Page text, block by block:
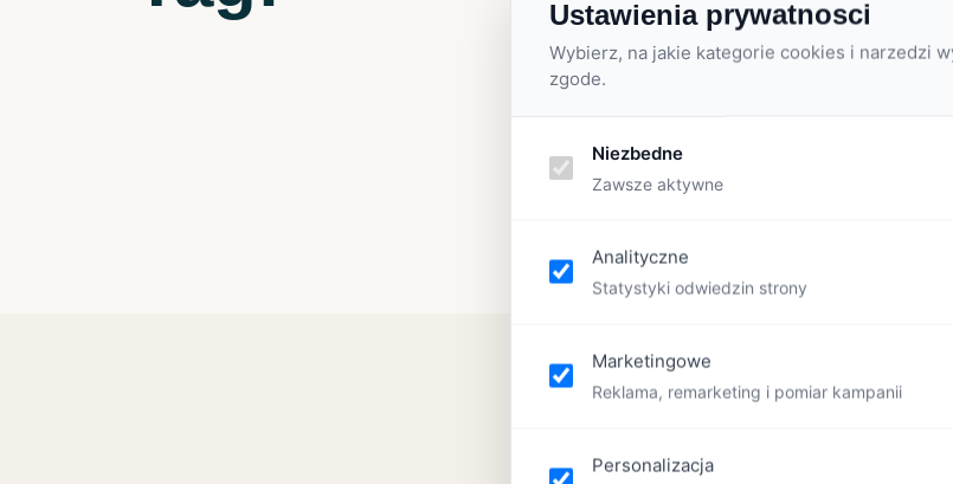
Ustawienia prywatnosci
Wybierz, na jakie kategorie cookies i narzedzi
zgode.
Niezbedne
Zawsze aktywne
Analityczne
Statystyki odwiedzin strony
Marketingowe
Reklama, remarketing i pomiar kampanii
Personalizacja